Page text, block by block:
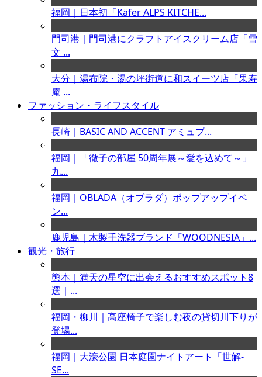
福岡｜日本初「Käfer ALPS KITCHE...
門司港｜門司港にクラフトアイスクリーム店「雪
文 ...
大分｜湯布院・湯の坪街道に和スイーツ店「果寿
庵 ...
ファッション・ライフスタイル
長崎｜BASIC AND ACCENT アミュプ...
福岡｜「徹子の部屋 50周年展～愛を込めて～」
九...
福岡｜OBLADA（オブラダ）ポップアップイベ
ン...
鹿児島｜木製手洗器ブランド「WOODNESIA」...
観光・旅行
熊本｜満天の星空に出会えるおすすめスポット8
選｜...
福岡・柳川｜高座椅子で楽しむ夜の貸切川下りが
登場...
福岡｜大濠公園 日本庭園ナイトアート「世解-
SE...